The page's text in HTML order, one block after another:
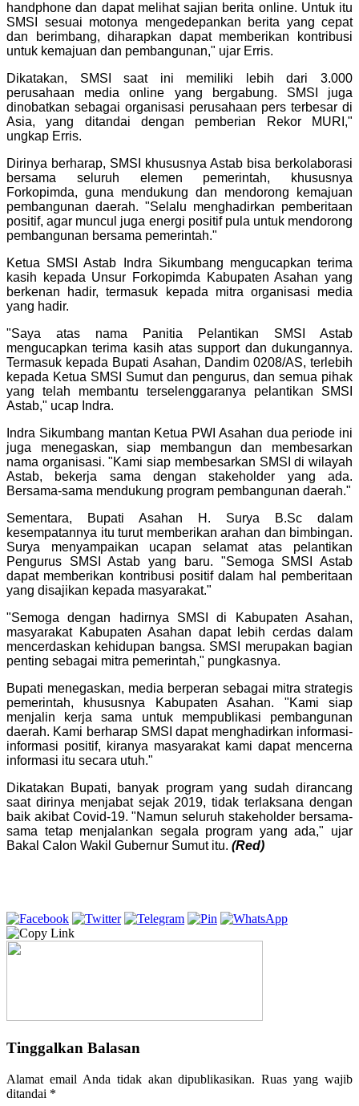
handphone dan dapat melihat sajian berita online. Untuk itu
SMSI sesuai motonya mengedepankan berita yang cepat
dan berimbang, diharapkan dapat memberikan kontribusi
untuk kemajuan dan pembangunan," ujar Erris.
Dikatakan, SMSI saat ini memiliki lebih dari 3.000
perusahaan media online yang bergabung. SMSI juga
dinobatkan sebagai organisasi perusahaan pers terbesar di
Asia, yang ditandai dengan pemberian Rekor MURI,"
ungkap Erris.
Dirinya berharap, SMSI khususnya Astab bisa berkolaborasi
bersama seluruh elemen pemerintah, khususnya
Forkopimda, guna mendukung dan mendorong kemajuan
pembangunan daerah. "Selalu menghadirkan pemberitaan
positif, agar muncul juga energi positif pula untuk mendorong
pembangunan bersama pemerintah."
Ketua SMSI Astab Indra Sikumbang mengucapkan terima
kasih kepada Unsur Forkopimda Kabupaten Asahan yang
berkenan hadir, termasuk kepada mitra organisasi media
yang hadir.
"Saya atas nama Panitia Pelantikan SMSI Astab
mengucapkan terima kasih atas support dan dukungannya.
Termasuk kepada Bupati Asahan, Dandim 0208/AS, terlebih
kepada Ketua SMSI Sumut dan pengurus, dan semua pihak
yang telah membantu terselenggaranya pelantikan SMSI
Astab," ucap Indra.
Indra Sikumbang mantan Ketua PWI Asahan dua periode ini
juga menegaskan, siap membangun dan membesarkan
nama organisasi. "Kami siap membesarkan SMSI di wilayah
Astab, bekerja sama dengan stakeholder yang ada.
Bersama-sama mendukung program pembangunan daerah."
Sementara, Bupati Asahan H. Surya B.Sc dalam
kesempatannya itu turut memberikan arahan dan bimbingan.
Surya menyampaikan ucapan selamat atas pelantikan
Pengurus SMSI Astab yang baru. "Semoga SMSI Astab
dapat memberikan kontribusi positif dalam hal pemberitaan
yang disajikan kepada masyarakat."
"Semoga dengan hadirnya SMSI di Kabupaten Asahan,
masyarakat Kabupaten Asahan dapat lebih cerdas dalam
mencerdaskan kehidupan bangsa. SMSI merupakan bagian
penting sebagai mitra pemerintah," pungkasnya.
Bupati menegaskan, media berperan sebagai mitra strategis
pemerintah, khususnya Kabupaten Asahan. "Kami siap
menjalin kerja sama untuk mempublikasi pembangunan
daerah. Kami berharap SMSI dapat menghadirkan informasi-
informasi positif, kiranya masyarakat kami dapat mencerna
informasi itu secara utuh."
Dikatakan Bupati, banyak program yang sudah dirancang
saat dirinya menjabat sejak 2019, tidak terlaksana dengan
baik akibat Covid-19. "Namun seluruh stakeholder bersama-
sama tetap menjalankan segala program yang ada," ujar
Bakal Calon Wakil Gubernur Sumut itu. (Red)
Tinggalkan Balasan
Alamat email Anda tidak akan dipublikasikan. Ruas yang wajib
ditandai *